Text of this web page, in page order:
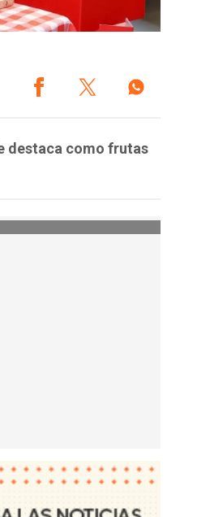
destaca como frutas